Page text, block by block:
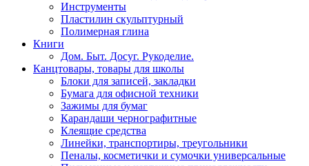
Инструменты
Пластилин скульптурный
Полимерная глина
Книги
Дом. Быт. Досуг. Рукоделие.
Канцтовары, товары для школы
Блоки для записей, закладки
Бумага для офисной техники
Зажимы для бумаг
Карандаши чернографитные
Клеящие средства
Линейки, транспортиры, треугольники
Пеналы, косметички и сумочки универсальные